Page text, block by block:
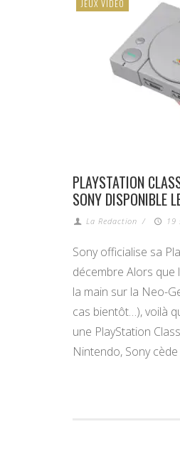
JEUX VIDÉO
PLAYSTATION
SONY DISPONIBLE
La Redaction / 19
Sony officialise sa
décembre Alors que
la main sur la Neo-
cas bientôt…), voilà
une PlayStation
Nintendo, Sony cède